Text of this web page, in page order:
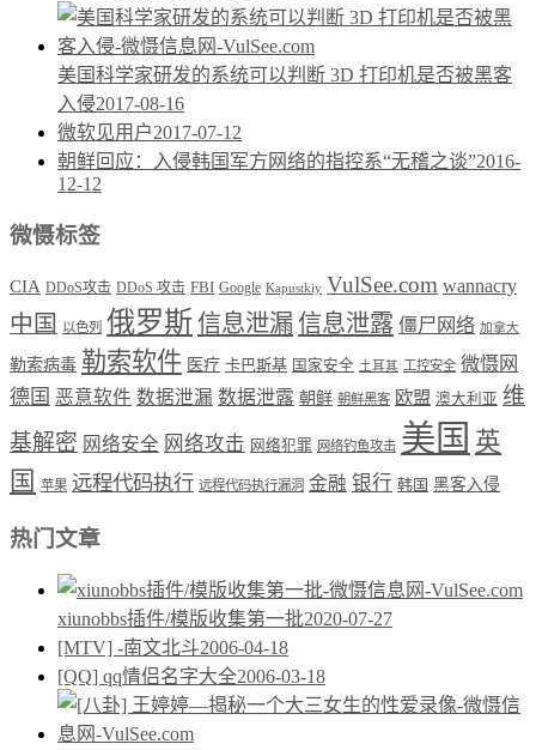
美国科学家研发的系统可以判断 3D 打印机是否被黑客
入侵2017-08-16
微软见用户2017-07-12
朝鲜回应：入侵韩国军方网络的指控系“无稽之谈”2016-
12-12
微慑标签
CIA DDoS攻击 DDoS 攻击 FBI Google Kapustkiy VulSee.com wannacry
中国 以色列 俄罗斯信息泄漏信息泄露 僵尸网络 加拿大
勒索病毒 勒索软件 医疗 卡巴斯基 国家安全 土耳其 工控安全 微慑网
德国 恶意软件 数据泄漏 数据泄露 朝鲜 朝鲜黑客 欧盟 澳大利亚 维
基解密 网络安全 网络攻击 网络犯罪 网络钓鱼攻击 美国 英
国
苹果 远程代码执行 远程代码执行漏洞 金融 银行 韩国 黑客入侵
热门文章
xiunobbs插件/模版收集第一批2020-07-27
[MTV] -南文北斗2006-04-18
[QQ] qq情侣名字大全2006-03-18